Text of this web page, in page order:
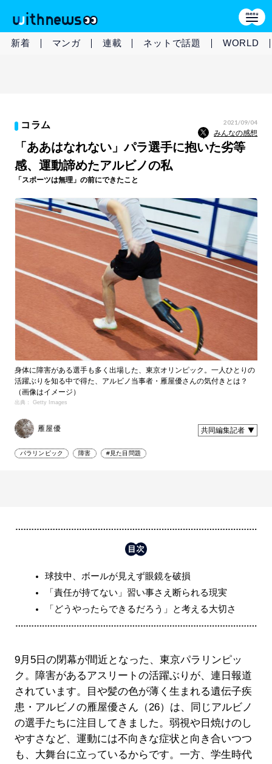
新着 マンガ 連載 ネットで話題 WORLD
コラム 2021/09/04
みんなの感想
「ああはなれない」パラ選手に抱いた劣等
感、運動諦めたアルビノの私
「スポーツは無理」の前にできたこと
身体に障害がある選手も多く出場した、東京オリンピック。一人ひとりの
活躍ぶりを知る中で得た、アルビノ当事者・雁屋優さんの気付きとは？
（画像はイメージ）
出典： Getty Images
雁屋優 共同編集記者
パラリンピック 障害 #見た目問題
球技中、ボールが見えず眼鏡を破損
「責任が持てない」習い事さえ断られる現実
「どうやったらできるだろう」と考える大切さ
9月5日の閉幕が間近となった、東京パラリンピッ
ク。障害があるアスリートの活躍ぶりが、連日報道
されています。目や髪の色が薄く生まれる遺伝子疾
患・アルビノの雁屋優さん（26）は、同じアルビノ
の選手たちに注目してきました。弱視や日焼けのし
やすさなど、運動には不向きな症状と向き合いつつ
も、大舞台に立っているからです。一方、学生時代